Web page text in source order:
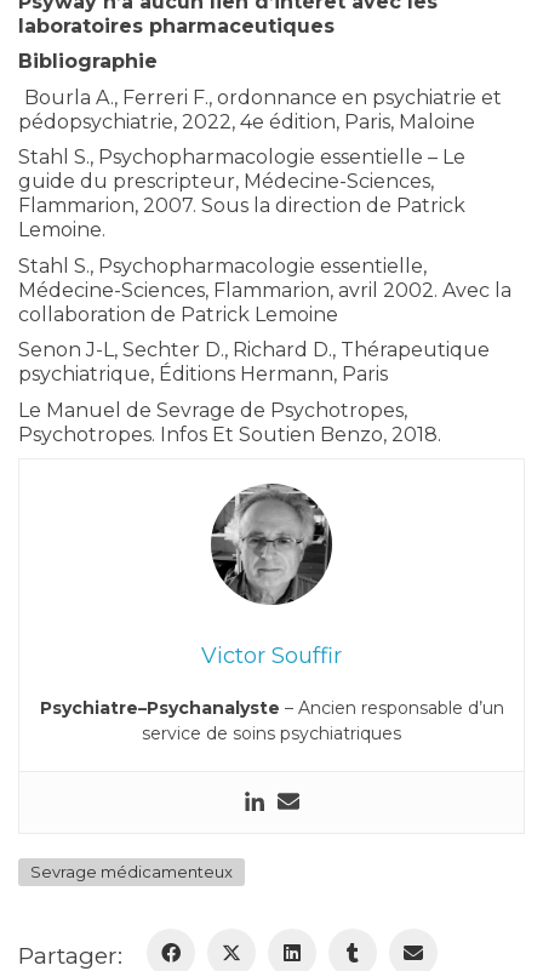
laboratoires pharmaceutiques
Bibliographie
Bourla A., Ferreri F., ordonnance en psychiatrie et
pédopsychiatrie, 2022, 4e édition, Paris, Maloine
Stahl S., Psychopharmacologie essentielle – Le
guide du prescripteur, Médecine-Sciences,
Flammarion, 2007. Sous la direction de Patrick
Lemoine.
Stahl S., Psychopharmacologie essentielle,
Médecine-Sciences, Flammarion, avril 2002. Avec la
collaboration de Patrick Lemoine
Senon J-L, Sechter D., Richard D., Thérapeutique
psychiatrique, Éditions Hermann, Paris
Le Manuel de Sevrage de Psychotropes,
Psychotropes. Infos Et Soutien Benzo, 2018.
Victor Souffir
Psychiatre–Psychanalyste – Ancien responsable d’un
service de soins psychiatriques
Sevrage médicamenteux
Partager: